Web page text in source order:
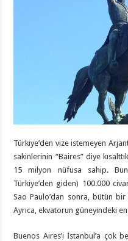
Türkiye’den vize istemeyen
sakinlerinin “Baires” diye
15 milyon nüfusa sahip.
Türkiye’den giden) 100.000
Sao Paulo’dan sonra, bütün bir
Ayrıca, ekvatorun güneyindeki
Buenos Aires’i İstanbul’a çok